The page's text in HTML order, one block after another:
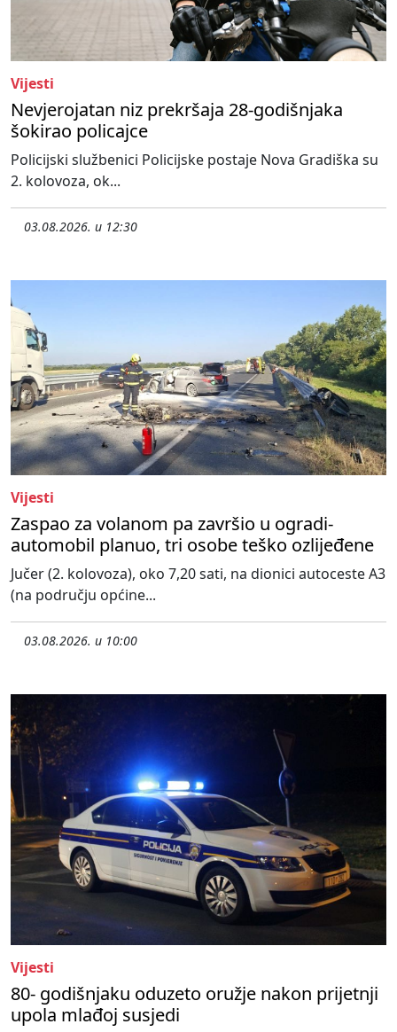
Vijesti
Nevjerojatan niz prekršaja 28-godišnjaka
šokirao policajce
Policijski službenici Policijske postaje Nova Gradiška su
2. kolovoza, ok...
03.08.2026. u 12:30
Vijesti
Zaspao za volanom pa završio u ogradi-
automobil planuo, tri osobe teško ozlijeđene
Jučer (2. kolovoza), oko 7,20 sati, na dionici autoceste A3
(na području općine...
03.08.2026. u 10:00
Vijesti
80- godišnjaku oduzeto oružje nakon prijetnji
upola mlađoj susjedi